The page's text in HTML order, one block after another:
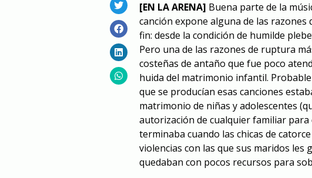
[EN LA ARENA] Buena parte de la
canción expone alguna de las
fin: desde la condición de humilde
Pero una de las razones de ruptura
costeñas de antaño que fue poco
huida del matrimonio infantil.
que se producían esas canciones
matrimonio de niñas y adolescentes
autorización de cualquier familiar para
terminaba cuando las chicas de
violencias con las que sus maridos les
quedaban con pocos recursos para